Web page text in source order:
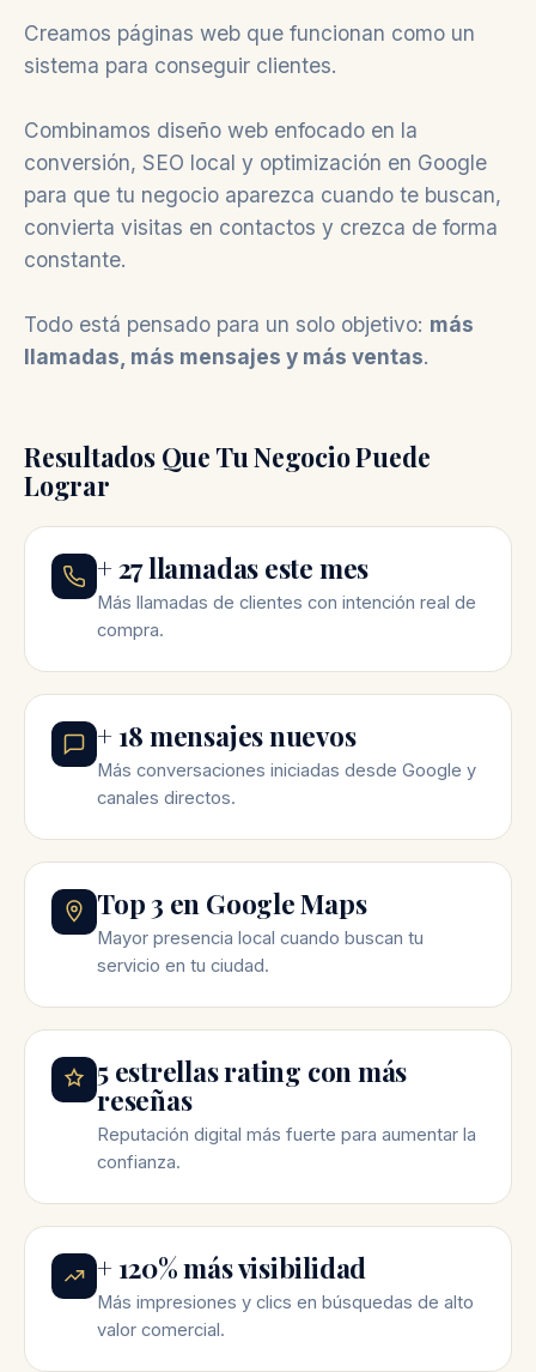
Creamos páginas web que funcionan como un
sistema para conseguir clientes.
Combinamos diseño web enfocado en la
conversión, SEO local y optimización en Google
para que tu negocio aparezca cuando te buscan,
convierta visitas en contactos y crezca de forma
constante.
Todo está pensado para un solo objetivo: más
llamadas, más mensajes y más ventas.
Resultados Que Tu Negocio Puede
Lograr
+ 27 llamadas este mes
Más llamadas de clientes con intención real de
compra.
+ 18 mensajes nuevos
Más conversaciones iniciadas desde Google y
canales directos.
Top 3 en Google Maps
Mayor presencia local cuando buscan tu
servicio en tu ciudad.
5 estrellas rating con más
reseñas
Reputación digital más fuerte para aumentar la
confianza.
+ 120% más visibilidad
Más impresiones y clics en búsquedas de alto
valor comercial.